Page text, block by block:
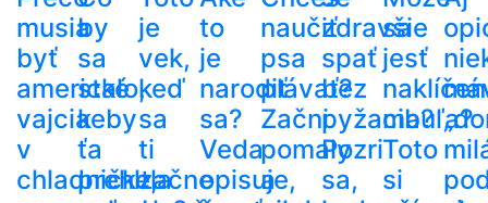
musia
byť
americké
vajcia
v
chladničke,
by
sa
stalo,
keby
ťa
prehltla
je
vek,
keď
sa
ti
začne
to
je
narodiť
sa?
Veda
opisuje,
naučiť
psa
plávať?
Začni
pomaly
a
zdravšie
spať
bez
pyžama?
Pozri
sa,
sa
jesť
cibuľa?
Toto
si